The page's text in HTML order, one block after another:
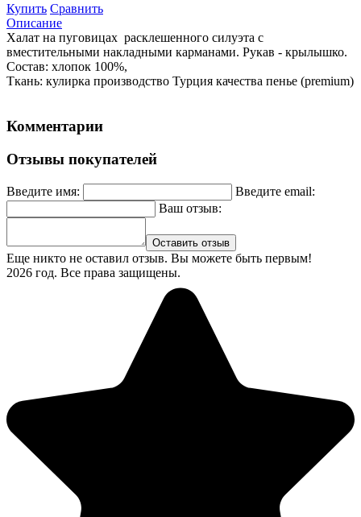
Купить Сравнить
Описание
Халат на пуговицах расклешенного силуэта с
вместительными накладными карманами. Рукав - крылышко.
Состав: хлопок 100%,
Ткань: кулирка производство Турция качества пенье (premium)
Комментарии
Отзывы покупателей
Введите имя:
Введите email:
Ваш отзыв:
Оставить отзыв
Еще никто не оставил отзыв. Вы можете быть первым!
2026 год. Все права защищены.